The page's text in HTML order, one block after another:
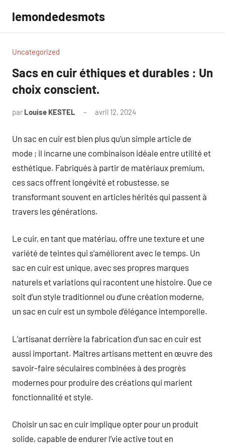
contenu
lemondedesmots
Uncategorized
Sacs en cuir éthiques et durables : Un
choix conscient.
par Louise KESTEL avril 12, 2024
Un sac en cuir est bien plus qu’un simple article de
mode ; il incarne une combinaison idéale entre utilité et
esthétique. Fabriqués à partir de matériaux premium,
ces sacs offrent longévité et robustesse, se
transformant souvent en articles hérités qui passent à
travers les générations.
Le cuir, en tant que matériau, offre une texture et une
variété de teintes qui s’améliorent avec le temps. Un
sac en cuir est unique, avec ses propres marques
naturels et variations qui racontent une histoire. Que ce
soit d’un style traditionnel ou d’une création moderne,
un sac en cuir est un symbole d’élégance intemporelle.
L’artisanat derrière la fabrication d’un sac en cuir est
aussi important. Maîtres artisans mettent en œuvre des
savoir-faire séculaires combinées à des progrès
modernes pour produire des créations qui marient
fonctionnalité et style.
Choisir un sac en cuir implique opter pour un produit
solide, capable de endurer l’vie active tout en